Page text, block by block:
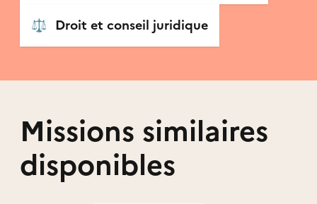
⚖️ Droit et conseil juridique
Missions similaires
disponibles